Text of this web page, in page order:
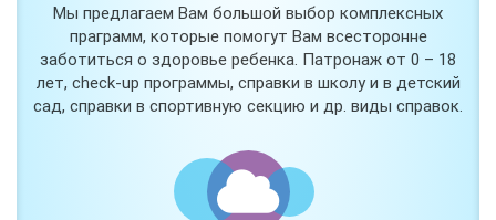
Мы предлагаем Вам большой выбор комплексных
праграмм, которые помогут Вам всесторонне
заботиться о здоровье ребенка. Патронаж от 0 – 18
лет, check-up программы, справки в школу и в детский
сад, справки в спортивную секцию и др. виды справок.